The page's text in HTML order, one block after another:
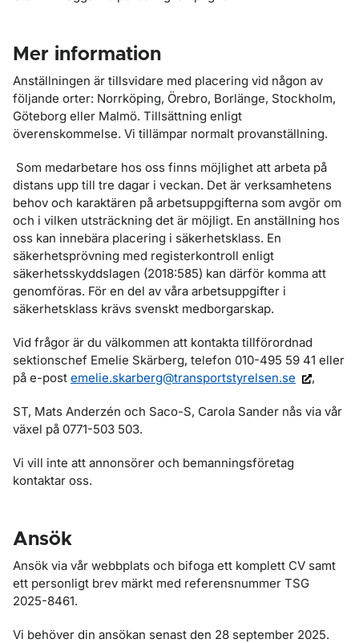
Mer information
Anställningen är tillsvidare med placering vid någon av
följande orter: Norrköping, Örebro, Borlänge, Stockholm,
Göteborg eller Malmö. Tillsättning enligt
överenskommelse. Vi tillämpar normalt provanställning.
Som medarbetare hos oss finns möjlighet att arbeta på
distans upp till tre dagar i veckan. Det är verksamhetens
behov och karaktären på arbetsuppgifterna som avgör om
och i vilken utsträckning det är möjligt. En anställning hos
oss kan innebära placering i säkerhetsklass. En
säkerhetsprövning med registerkontroll enligt
säkerhetsskyddslagen (2018:585) kan därför komma att
genomföras. För en del av våra arbetsuppgifter i
säkerhetsklass krävs svenskt medborgarskap.
Vid frågor är du välkommen att kontakta tillförordnad
sektionschef Emelie Skärberg, telefon 010-495 59 41 eller
på e-post emelie.skarberg@transportstyrelsen.se ,
ST, Mats Anderzén och Saco-S, Carola Sander nås via vår
växel på 0771-503 503.
Vi vill inte att annonsörer och bemanningsföretag
kontaktar oss.
Ansök
Ansök via vår webbplats och bifoga ett komplett CV samt
ett personligt brev märkt med referensnummer TSG
2025-8461.
Vi behöver din ansökan senast den 28 september 2025.